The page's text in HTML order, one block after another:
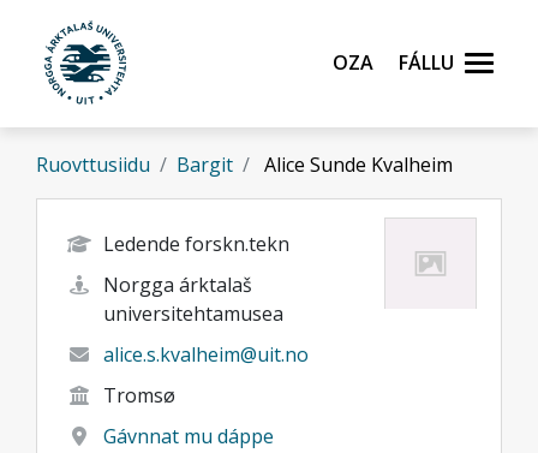
Gå til hovedinnhold
Oza
Fállu
Ruovttusiidu Bargit Alice Sunde Kvalheim
Ledende forskn.tekn
Norgga árktalaš
universitehtamusea
alice.s.kvalheim@uit.no
Tromsø
Gávnnat mu dáppe